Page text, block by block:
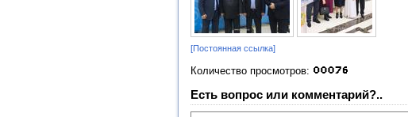
[Постоянная ссылка]
Количество просмотров:
Есть вопрос или комментарий?..